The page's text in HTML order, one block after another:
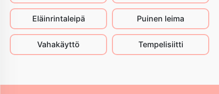
Eläinrintaleipä Puinen leima
Vahakäyttö Tempelisiitti